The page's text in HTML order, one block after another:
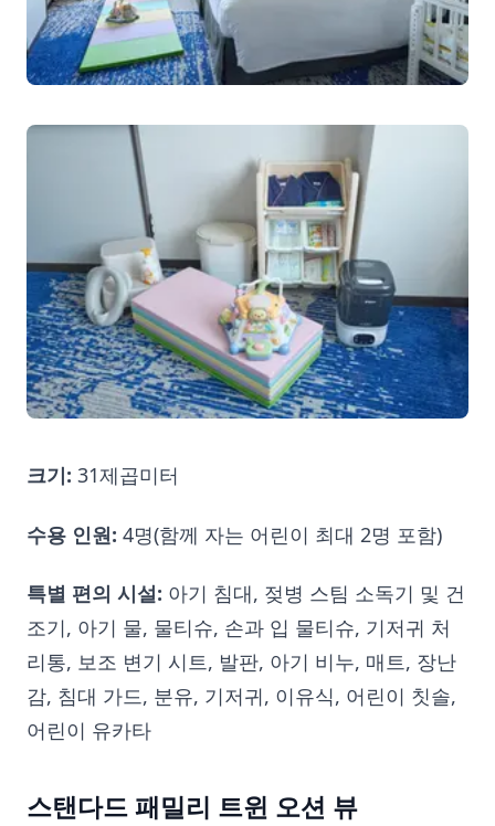
크기: 31제곱미터
수용 인원: 4명(함께 자는 어린이 최대 2명 포함)
특별 편의 시설: 아기 침대, 젖병 스팀 소독기 및 건
조기, 아기 물, 물티슈, 손과 입 물티슈, 기저귀 처
리통, 보조 변기 시트, 발판, 아기 비누, 매트, 장난
감, 침대 가드, 분유, 기저귀, 이유식, 어린이 칫솔,
어린이 유카타
스탠다드 패밀리 트윈 오션 뷰